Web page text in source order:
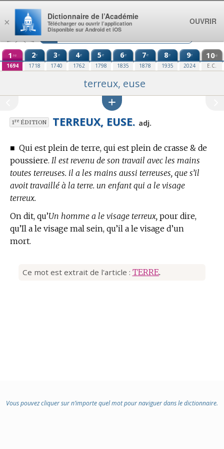
Aller au contenu
1 re
1694
2e
1718
3e
1740
4e
1762
5e
1798
6e
1835
7e
1878
8e
1935
9e
2024
10e
E.C.
terreux, euse
1reÉDITION TERREUX, EUSE. adj.
■ Qui est plein de terre, qui est plein de crasse & de
poussiere. Il est revenu de son travail avec les mains
toutes terreuses. il a les mains aussi terreuses, que s’il
avoit travaillé à la terre. un enfant qui a le visage
terreux.
On dit, qu’Un homme a le visage terreux, pour dire,
qu’Il a le visage mal sein, qu’il a le visage d’un
mort.
Ce mot est extrait de l'article : TERRE.
Vous pouvez cliquer sur n’importe quel mot pour naviguer dans le dictionnaire.
×
Dictionnaire de l’Académie
Télécharger ou ouvrir l’application
Disponible sur Android et iOS
OUVRIR